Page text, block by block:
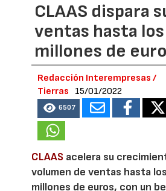
CLAAS dispara
ventas hasta
millones de
Redacción Interempresas /
Tierras
15/01/2022
6507
CLAAS acelera su
volumen de ventas hasta
millones de euros, con un